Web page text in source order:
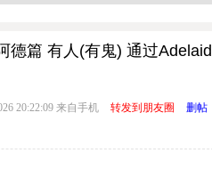
德篇 有人(有鬼) 通过
20:22:09 来自手机 转发到朋友圈
删帖